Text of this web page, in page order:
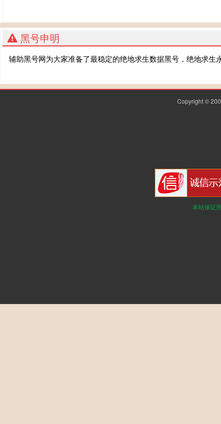
黑号申明
辅助黑号网为大家准备了最稳定的绝地求生数据黑号，绝地求
Copyright ©
本站保证